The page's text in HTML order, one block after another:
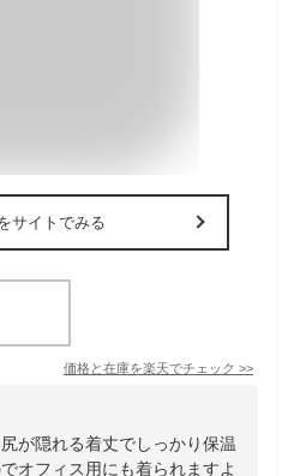
サイトでみる
価格と在庫を楽天でチェック >>
が隠れる着丈でしっかり保温
オフィス用にも着られますよ